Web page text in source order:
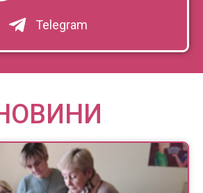
Telegram